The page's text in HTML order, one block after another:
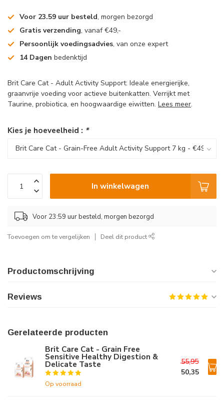
Voor 23.59 uur besteld, morgen bezorgd
Gratis verzending, vanaf €49,-
Persoonlijk voedingsadvies, van onze expert
14 Dagen bedenktijd
Brit Care Cat - Adult Activity Support: Ideale energierijke,
graanvrije voeding voor actieve buitenkatten. Verrijkt met
Taurine, probiotica, en hoogwaardige eiwitten. Lees meer.
Kies je hoeveelheid : *
In winkelwagen
Voor 23:59 uur besteld, morgen bezorgd
Toevoegen om te vergelijken Deel dit product
Productomschrijving
Reviews
Gerelateerde producten
Brit Care Cat - Grain Free
Sensitive Healthy Digestion &
Delicate Taste
Op voorraad
55,95
50,35